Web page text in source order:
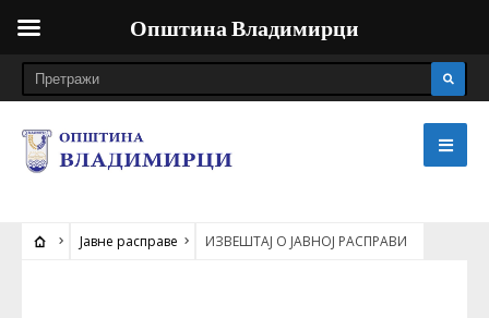
Јавне расправе ИЗВЕШТАЈ О ЈАВНОЈ РАСПРАВИ
Општина Владимирци